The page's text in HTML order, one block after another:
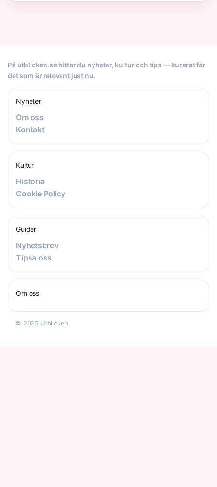
På utblicken.se hittar du nyheter, kultur och tips — kurerat för
det som är relevant just nu.
Nyheter
Om oss
Kontakt
Kultur
Historia
Cookie Policy
Guider
Nyhetsbrev
Tipsa oss
Om oss
© 2026 Utblicken